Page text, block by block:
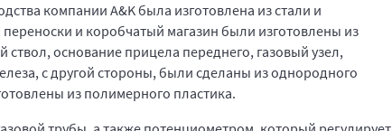
компании A&K была изготовлена ​​из стали и
и коробчатый магазин были изготовлены из
основание прицела переднего, газовый узел,
с другой стороны, были сделаны из однородного
из полимерного пластика.